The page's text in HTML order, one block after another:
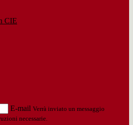
CIE
E-mail Verrà inviato un messaggio
necessarie.